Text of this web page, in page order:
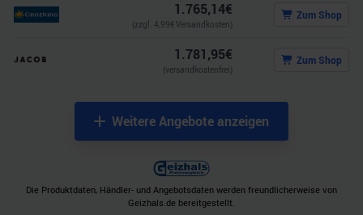
1.765,14€
(zzgl. 4,99€ Versandkosten)
Zum Shop
1.781,95€
(versandkostenfrei)
Zum Shop
Weitere Angebote anzeigen
Die Produktdaten, Händler- und Angebotsdaten werden freundlicherweise von
Geizhals.de bereitgestellt.